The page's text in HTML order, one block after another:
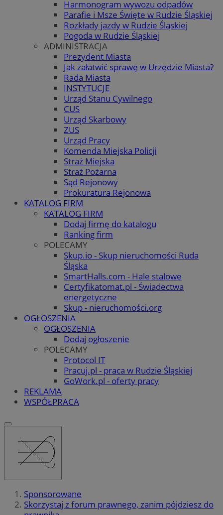
Harmonogram wywozu odpadów
Parafie i Msze Święte w Rudzie Śląskiej
Rozkłady jazdy w Rudzie Śląskiej
Pogoda w Rudzie Śląskiej
ADMINISTRACJA
Prezydent Miasta
Jak załatwić sprawę w Urzędzie Miasta?
Rada Miasta
INSTYTUCJE
Urząd Stanu Cywilnego
CUS
Urząd Skarbowy
ZUS
Urząd Pracy
Komenda Miejska Policji
Straż Miejska
Straż Pożarna
Sąd Rejonowy
Prokuratura Rejonowa
KATALOG FIRM
KATALOG FIRM
Dodaj firmę do katalogu
Ranking firm
POLECAMY
Skup.io - Skup nieruchomości Ruda
Śląska
SmartHalls.com - Hale stalowe
Certyfikatomat.pl - Świadectwa
energetyczne
Skup - nieruchomości.org
OGŁOSZENIA
OGŁOSZENIA
Dodaj ogłoszenie
POLECAMY
Protocol IT
Pracuj.pl - praca w Rudzie Śląskiej
GoWork.pl - oferty pracy
REKLAMA
WSPÓŁPRACA
Sponsorowane
Skorzystaj z forum prawnego, zanim pójdziesz do